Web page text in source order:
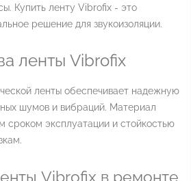
Купить ленту Vibrofix - это
решение для звукоизоляции.
ленты Vibrofix
ленты обеспечивает надежную
шумов и вибраций. Материал
сроком эксплуатации и стойкостью
Vibrofix в ремонте